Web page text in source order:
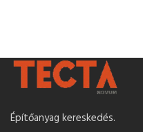
Építőanyag kereskedés.